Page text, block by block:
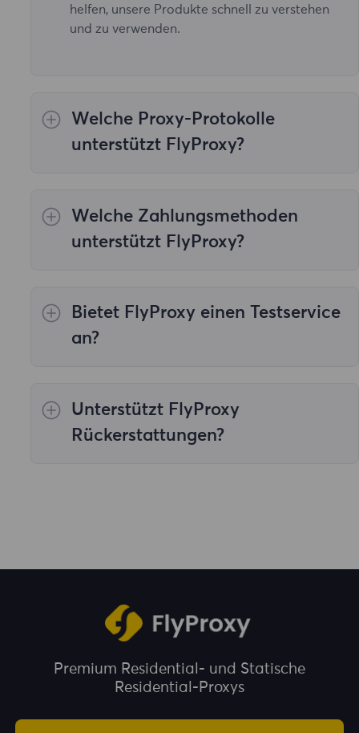
helfen, unsere Produkte schnell zu verstehen
und zu verwenden.
Welche Proxy-Protokolle
unterstützt FlyProxy?
HTTP und SOCKS5.
Welche Zahlungsmethoden
unterstützt FlyProxy?
Währung“, „Andere Zahlung“ und „Alipay
Paypal“.
Bietet FlyProxy einen Testservice
an?
Unterstützt FlyProxy
Rückerstattungen?
Premium Residential- und Statische
Residential-Proxys